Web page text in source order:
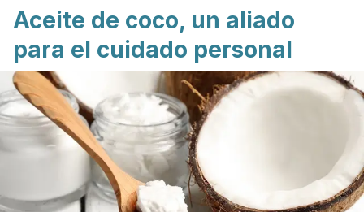
Aceite de coco, un aliado
para el cuidado personal